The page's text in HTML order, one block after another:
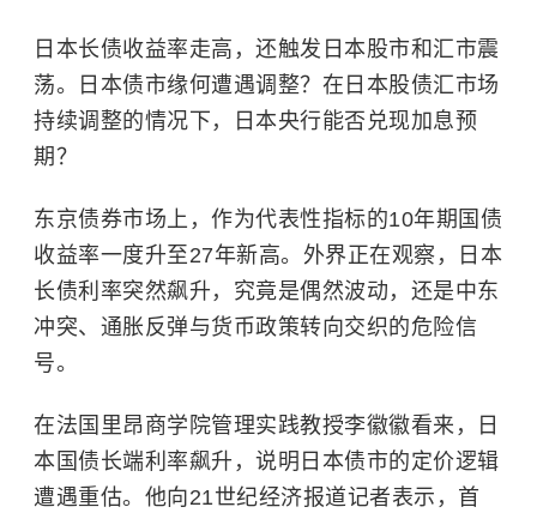
日本长债收益率走高，还触发日本股市和汇市震
荡。日本债市缘何遭遇调整？在日本股债汇市场
持续调整的情况下，日本央行能否兑现加息预
期？
东京债券市场上，作为代表性指标的10年期国债
收益率一度升至27年新高。外界正在观察，日本
长债利率突然飙升，究竟是偶然波动，还是中东
冲突、通胀反弹与货币政策转向交织的危险信
号。
在法国里昂商学院管理实践教授李徽徽看来，日
本国债长端利率飙升，说明日本债市的定价逻辑
遭遇重估。他向21世纪经济报道记者表示，首